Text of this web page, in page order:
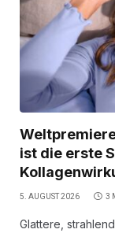
ist die erste
5. AUGUST 2026 3
Glattere,